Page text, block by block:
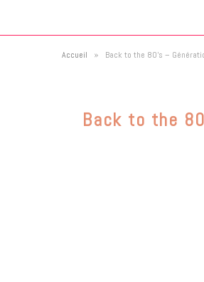
g
Accueil » Back to the 80’s –
Back to the